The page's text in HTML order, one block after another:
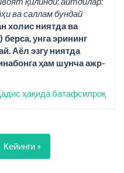
ва саллам бундай
холис ниятда ва
унга эрининг
Аёл эзгу ниятда
ҳам шунча ажр-
ҳақида батафсилроқ
Кейинги »